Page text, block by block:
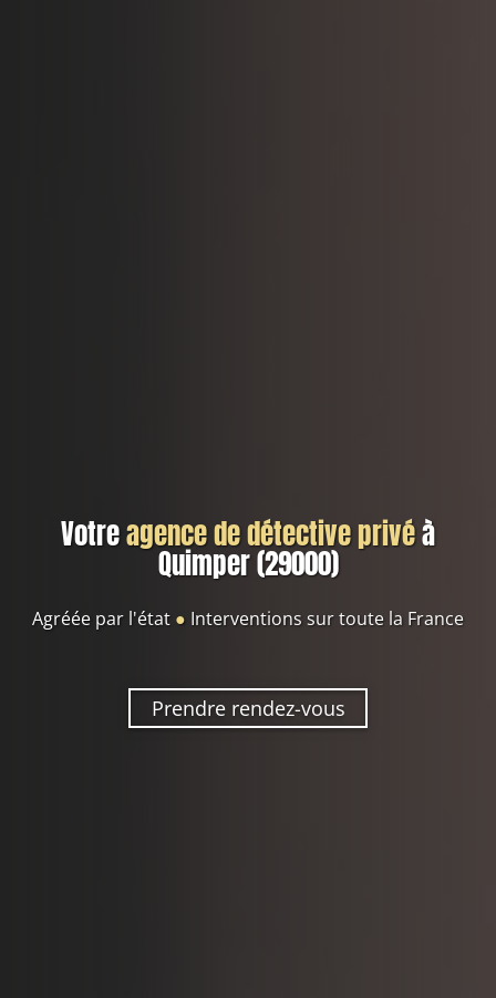
Votreagence de détective privéà
Quimper (29000)
Agréée par l'état ● Interventions sur toute la France
Prendre rendez-vous